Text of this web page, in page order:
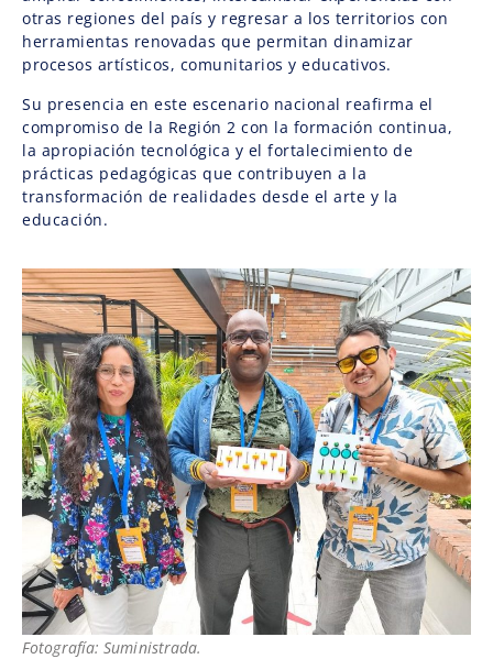
otras regiones del país y regresar a los territorios con
herramientas renovadas que permitan dinamizar
procesos artísticos, comunitarios y educativos.
Su presencia en este escenario nacional reafirma el
compromiso de la Región 2 con la formación continua,
la apropiación tecnológica y el fortalecimiento de
prácticas pedagógicas que contribuyen a la
transformación de realidades desde el arte y la
educación.
Fotografía: Suministrada.